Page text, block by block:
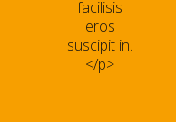
facilisis
eros
suscipit in.
</p>